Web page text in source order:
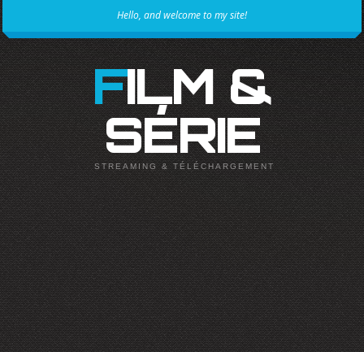
Hello, and welcome to my site!
FILM &
SÉRIE
STREAMING & TÉLÉCHARGEMENT